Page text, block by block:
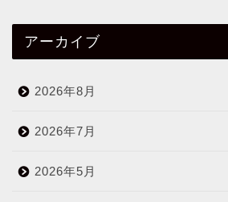
アーカイブ
2026年8月
2026年7月
2026年5月